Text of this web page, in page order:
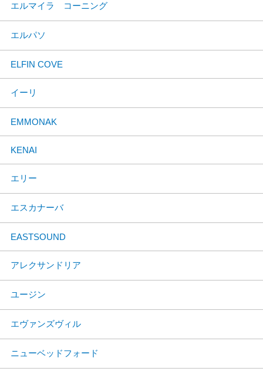
エルマイラ コーニング
エルパソ
ELFIN COVE
イーリ
EMMONAK
KENAI
エリー
エスカナーバ
EASTSOUND
アレクサンドリア
ユージン
エヴァンズヴィル
ニューベッドフォード